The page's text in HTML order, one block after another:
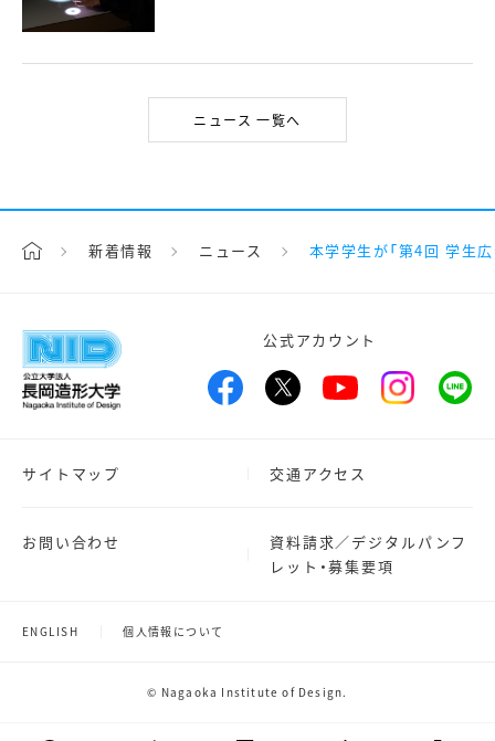
ニュース 一覧へ
新着情報 ニュース 本学学生が「第4回 学生
公式アカウント
サイトマップ 交通アクセス
お問い合わせ
資料請求／デジタルパンフ
レット・募集要項
ENGLISH 個人情報について
© Nagaoka Institute of Design.